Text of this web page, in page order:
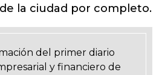
la ciudad por completo.
del primer diario
y financiero de